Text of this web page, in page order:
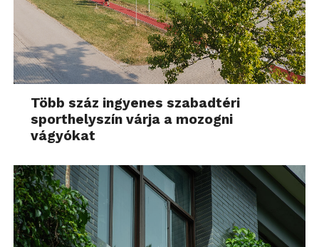
Több száz ingyenes szabadtéri
sporthelyszín várja a mozogni
vágyókat